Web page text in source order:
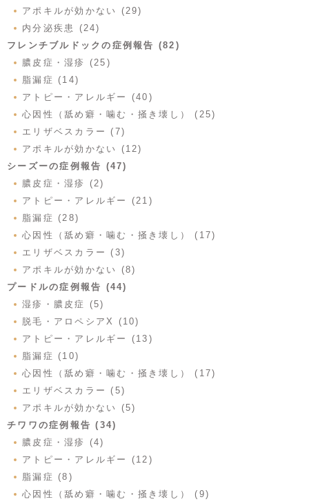
アポキルが効かない (29)
内分泌疾患 (24)
フレンチブルドックの症例報告 (82)
膿皮症・湿疹 (25)
脂漏症 (14)
アトピー・アレルギー (40)
心因性（舐め癖・噛む・掻き壊し） (25)
エリザベスカラー (7)
アポキルが効かない (12)
シーズーの症例報告 (47)
膿皮症・湿疹 (2)
アトピー・アレルギー (21)
脂漏症 (28)
心因性（舐め癖・噛む・掻き壊し） (17)
エリザベスカラー (3)
アポキルが効かない (8)
プードルの症例報告 (44)
湿疹・膿皮症 (5)
脱毛・アロペシアX (10)
アトピー・アレルギー (13)
脂漏症 (10)
心因性（舐め癖・噛む・掻き壊し） (17)
エリザベスカラー (5)
アポキルが効かない (5)
チワワの症例報告 (34)
膿皮症・湿疹 (4)
アトピー・アレルギー (12)
脂漏症 (8)
心因性（舐め癖・噛む・掻き壊し） (9)